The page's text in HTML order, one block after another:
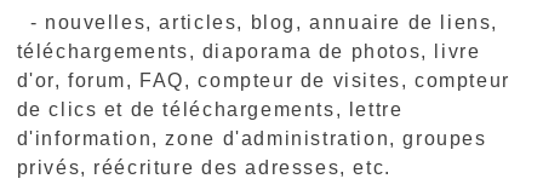
- nouvelles, articles, blog, annuaire de liens,
téléchargements, diaporama de photos, livre
d'or, forum, FAQ, compteur de visites, compteur
de clics et de téléchargements, lettre
d'information, zone d'administration, groupes
privés, réécriture des adresses, etc.